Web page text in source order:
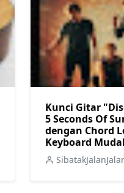
Kunci Gitar
5 Seconds Of
dengan Chord
Keyboard